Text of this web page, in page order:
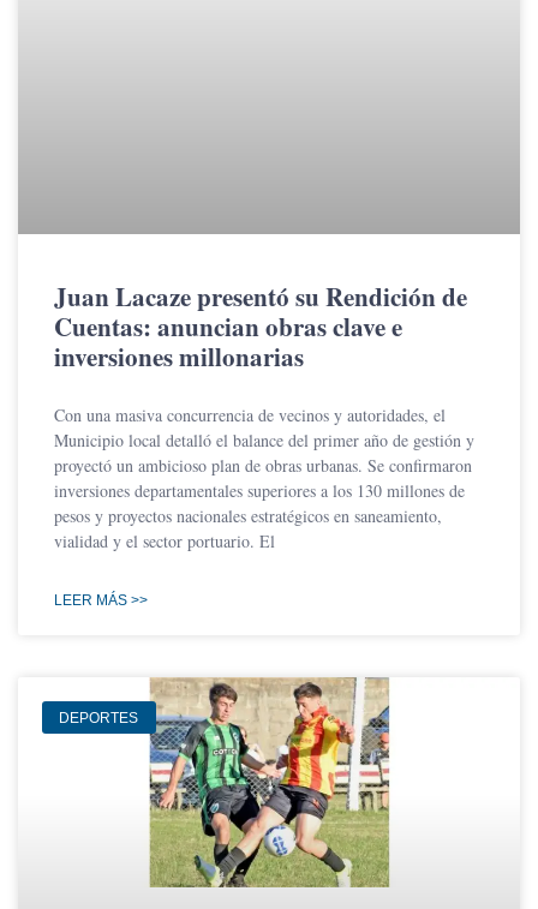
Juan Lacaze presentó su Rendición de
Cuentas: anuncian obras clave e
inversiones millonarias
Con una masiva concurrencia de vecinos y autoridades, el
Municipio local detalló el balance del primer año de gestión y
proyectó un ambicioso plan de obras urbanas. Se confirmaron
inversiones departamentales superiores a los 130 millones de
pesos y proyectos nacionales estratégicos en saneamiento,
vialidad y el sector portuario. El
LEER MÁS >>
DEPORTES